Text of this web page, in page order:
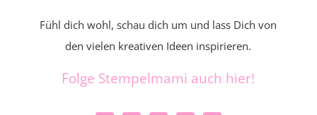
Fühl dich wohl, schau dich um und lass Dich von
den vielen kreativen Ideen inspirieren.
Folge Stempelmami auch hier!